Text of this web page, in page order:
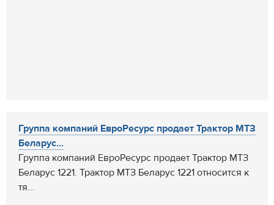
Группа компаний ЕвроРесурс продает Трактор МТЗ
Беларус...
Группа компаний ЕвроРесурс продает Трактор МТЗ
Беларус 1221. Трактор МТЗ Беларус 1221 относится к
тя...